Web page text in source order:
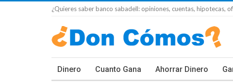
¿Quieres saber banco sabadell: opiniones, cuentas, hipotecas,
Dinero Cuanto Gana Ahorrar Dinero